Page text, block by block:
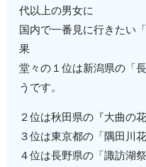
代以上の男女に
国内で一番見に行きたい
果
堂々の１位は新潟県の「
うです。
２位は秋田県の『大曲の花
３位は東京都の「隅田川花
４位は長野県の「諏訪湖